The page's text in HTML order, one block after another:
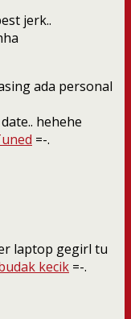
jerk..
ada personal
hehehe
=-.
laptop gegirl tu
kecik =-.